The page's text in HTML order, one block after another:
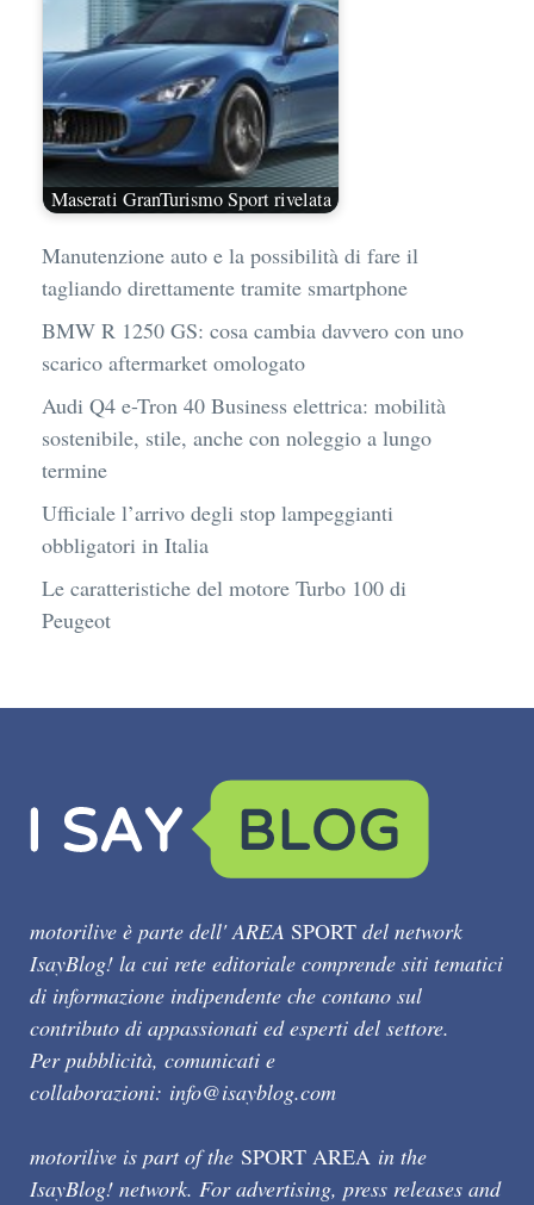
Maserati GranTurismo Sport rivelata
Manutenzione auto e la possibilità di fare il
tagliando direttamente tramite smartphone
BMW R 1250 GS: cosa cambia davvero con uno
scarico aftermarket omologato
Audi Q4 e-Tron 40 Business elettrica: mobilità
sostenibile, stile, anche con noleggio a lungo
termine
Ufficiale l’arrivo degli stop lampeggianti
obbligatori in Italia
Le caratteristiche del motore Turbo 100 di
Peugeot
motorilive è parte dell' AREA SPORT del network
IsayBlog! la cui rete editoriale comprende siti tematici
di informazione indipendente che contano sul
contributo di appassionati ed esperti del settore.
Per pubblicità, comunicati e
collaborazioni: info@isayblog.com
motorilive is part of the SPORT AREA in the
IsayBlog! network. For advertising, press releases and